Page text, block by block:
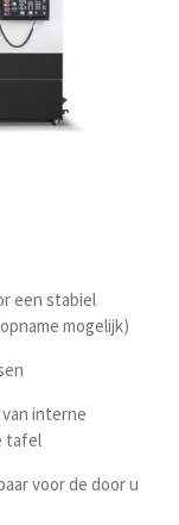
een stabiel
mogelijk)
interne
tafel
voor de door u